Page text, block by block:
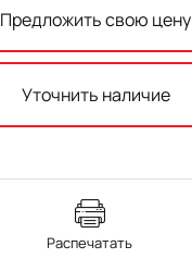
Предложить свою цену
Уточнить наличие
Распечатать